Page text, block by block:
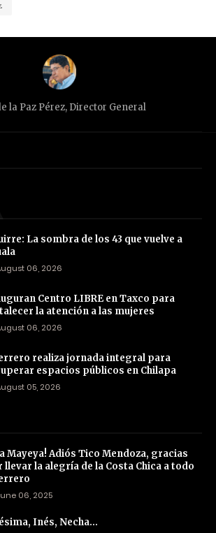
la Paz Pérez, Director General
La sombra de los 43 que vuelve a
06, 2026
Centro LIBRE en Taxco para
la atención a las mujeres
06, 2026
realiza jornada integral para
espacios públicos en Chilapa
05, 2026
Mayeya! Adiós Tico Mendoza, gracias
llevar la alegría de la Costa Chica a todo
06, 2025
Inés, Necha…